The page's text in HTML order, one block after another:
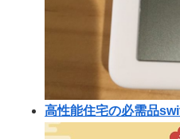
高性能住宅の必需品